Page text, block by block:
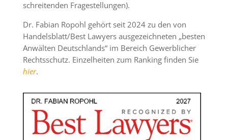
schreiten­den Fragestellungen).
Dr. Fabian Ropohl gehört seit 2024 zu den von
Handelsblatt/Best Lawyers ausgezeichneten „besten
Anwälten Deutschlands“ im Bereich Gewerblicher
Rechtsschutz. Einzelheiten zum Ranking finden Sie
hier.